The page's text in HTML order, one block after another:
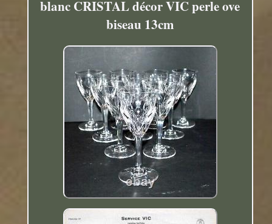
blanc CRISTAL décor VIC perle ove
biseau 13cm